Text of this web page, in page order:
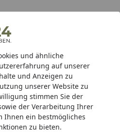
und ähnliche
auf unserer
und Anzeigen zu
unserer Website zu
stimmen Sie der
der Verarbeitung Ihrer
Ihnen ein bestmögliches
zu bieten.
Hotline
Sandfilteranlage & Pool-
bis 468,99€)